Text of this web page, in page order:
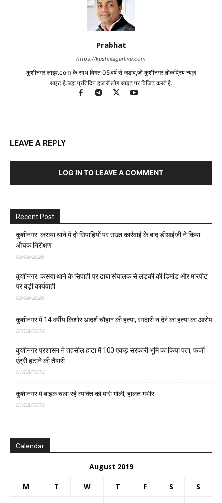
Prabhat
https://kushinagarlive.com
कुशीनगर लाइव.com के साथ विगत 05 वर्ष से जुडाव,जो कुशीनगर लोकप्रिय न्यूज़
साइट है.जहा प्रतिदिन हजारों लोग साइट पर विजिट करते है.
LEAVE A REPLY
LOG IN TO LEAVE A COMMENT
Recent Post
कुशीनगर: कसया थाने में दो सिपाहियों पर सख्त कार्रवाई के बाद डीआईजी ने किया
औचक निरीक्षण
05/08/2026
कुशीनगर: कसया थाने के सिपाही पर ढाबा संचालक से लड़की की डिमांड और मारपीट
पर बड़ी कार्यवाही
05/08/2026
कुशीनगर में 14 वर्षीय किशोर आदर्श चौहान की हत्या, रंगदारी न देने का हत्या का आरोप
02/08/2026
कुशीनगर प्रशासन ने तहसील हाटा में 100 एकड़ सरकारी भूमि का किया पता, फर्जी
एंट्री हटाने की तैयारी
01/08/2026
कुशीनगर में बाइक चला रहे व्यक्ति को मारी गोली, हालत गंभीर
01/08/2026
Calendar
August 2019
M T W T F S S